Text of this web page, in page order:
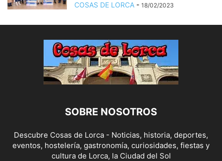
COSAS DE LORCA - 18/02/2023
SOBRE NOSOTROS
Descubre Cosas de Lorca - Noticias, historia, deportes,
eventos, hostelería, gastronomía, curiosidades, fiestas y
cultura de Lorca, la Ciudad del Sol